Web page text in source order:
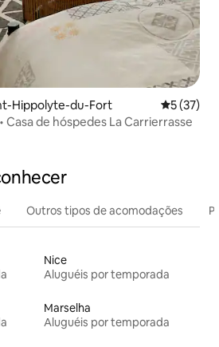
Hippolyte-du-Fort 5 de uma
5 (37)
Casa de hóspedes La Carrierrasse
Outros tipos de acomodações
Nice
Aluguéis por temporada
Marselha
Aluguéis por temporada